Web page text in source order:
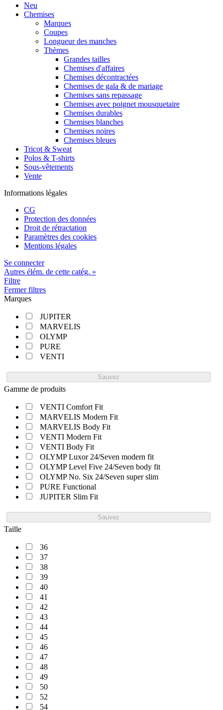
Neu
Chemises
Marques
Coupes
Longueur des manches
Thèmes
Grandes tailles
Chemises d'affaires
Chemises décontractées
Chemises de gala & de mariage
Chemises sans repassage
Chemises avec poignet mousquetaire
Chemises durables
Chemises blanches
Chemises noires
Chemises bleues
Tricot & Sweat
Polos & T-shirts
Sous-vêtements
Vente
Informations légales
CG
Protection des données
Droit de rétractation
Paramètres des cookies
Mentions légales
Se connecter
Autres élém. de cette catég. »
Filtre
Fermer filtres
Marques
JUPITER
MARVELIS
OLYMP
PURE
VENTI
Sauvez
Gamme de produits
VENTI Comfort Fit
MARVELIS Modern Fit
MARVELIS Body Fit
VENTI Modern Fit
VENTI Body Fit
OLYMP Luxor 24/Seven modern fit
OLYMP Level Five 24/Seven body fit
OLYMP No. Six 24/Seven super slim
PURE Functional
JUPITER Slim Fit
Sauvez
Taille
36
37
38
39
40
41
42
43
44
45
46
47
48
49
50
52
54